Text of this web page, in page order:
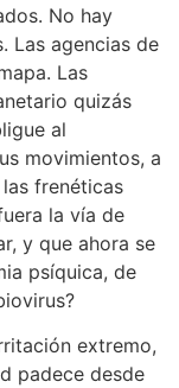
No hay
Las agencias de
Las
quizás
al
movimientos, a
frenéticas
la vía de
y que ahora se
psíquica, de
extremo,
padece desde